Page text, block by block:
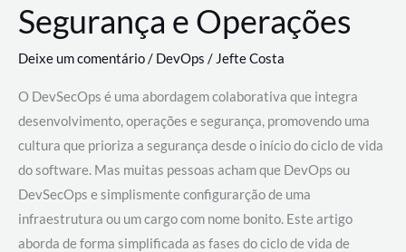
Segurança e Operações
Deixe um comentário/ DevOps /Jefte Costa
O DevSecOps é uma abordagem colaborativa que integra
desenvolvimento, operações e segurança, promovendo uma
cultura que prioriza a segurança desde o início do ciclo de vida
do software. Mas muitas pessoas acham que DevOps ou
DevSecOps e simplismente configurarção de uma
infraestrutura ou um cargo com nome bonito. Este artigo
aborda de forma simplificada as fases do ciclo de vida de